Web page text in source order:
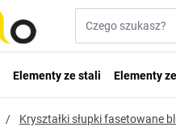
Elementy ze stali Elementy
/ Kryształki słupki fasetowane